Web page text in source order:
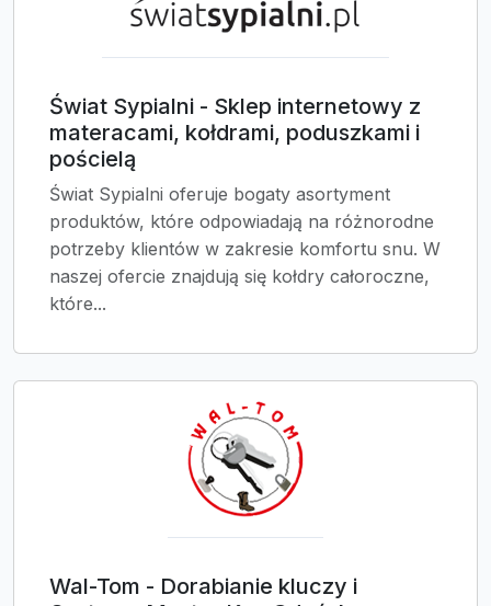
Świat Sypialni - Sklep internetowy z
materacami, kołdrami, poduszkami i
pościelą
Świat Sypialni oferuje bogaty asortyment
produktów, które odpowiadają na różnorodne
potrzeby klientów w zakresie komfortu snu. W
naszej ofercie znajdują się kołdry całoroczne,
które...
Wal-Tom - Dorabianie kluczy i